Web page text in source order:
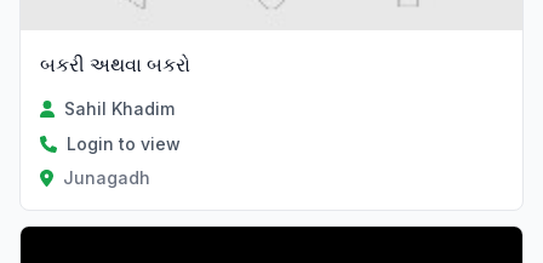
બકરી અથવા બકરો
Sahil Khadim
Login to view
Junagadh